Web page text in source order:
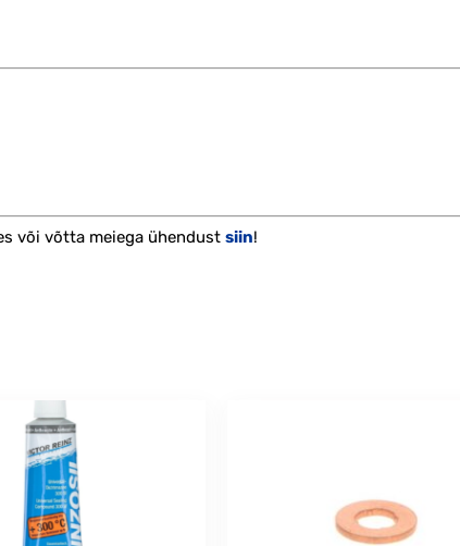
või võtta meiega ühendust siin!